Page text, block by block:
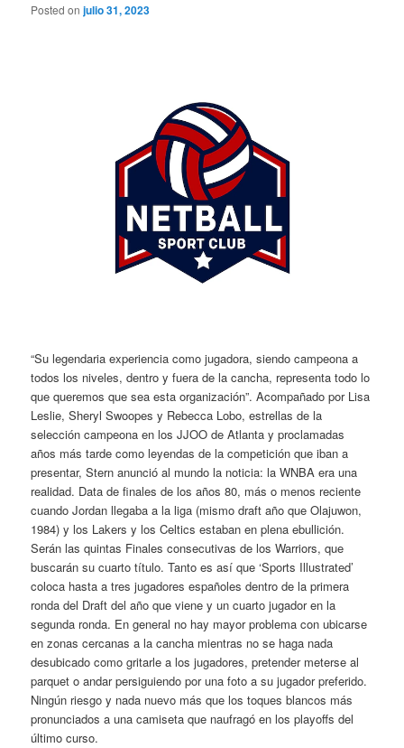
Posted onjulio 31, 2023
“Su legendaria experiencia como jugadora, siendo campeona a
todos los niveles, dentro y fuera de la cancha, representa todo lo
que queremos que sea esta organización”. Acompañado por Lisa
Leslie, Sheryl Swoopes y Rebecca Lobo, estrellas de la
selección campeona en los JJOO de Atlanta y proclamadas
años más tarde como leyendas de la competición que iban a
presentar, Stern anunció al mundo la noticia: la WNBA era una
realidad. Data de finales de los años 80, más o menos reciente
cuando Jordan llegaba a la liga (mismo draft año que Olajuwon,
1984) y los Lakers y los Celtics estaban en plena ebullición.
Serán las quintas Finales consecutivas de los Warriors, que
buscarán su cuarto título. Tanto es así que ‘Sports Illustrated’
coloca hasta a tres jugadores españoles dentro de la primera
ronda del Draft del año que viene y un cuarto jugador en la
segunda ronda. En general no hay mayor problema con ubicarse
en zonas cercanas a la cancha mientras no se haga nada
desubicado como gritarle a los jugadores, pretender meterse al
parquet o andar persiguiendo por una foto a su jugador preferido.
Ningún riesgo y nada nuevo más que los toques blancos más
pronunciados a una camiseta que naufragó en los playoffs del
último curso.